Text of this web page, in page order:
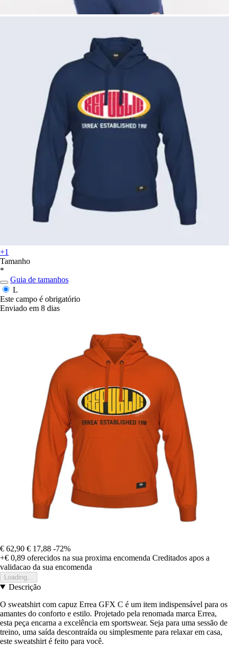
+1
Tamanho
*
Guia de tamanhos
L
Este campo é obrigatório
Enviado em 8 dias
€ 62,90 € 17,88 -72%
+€ 0,89 oferecidos na sua proxima encomenda Creditados apos a
validacao da sua encomenda
Loading...
Descrição
O sweatshirt com capuz Errea GFX C é um item indispensável para os
amantes do conforto e estilo. Projetado pela renomada marca Errea,
esta peça encarna a excelência em sportswear. Seja para uma sessão de
treino, uma saída descontraída ou simplesmente para relaxar em casa,
este sweatshirt é feito para você.